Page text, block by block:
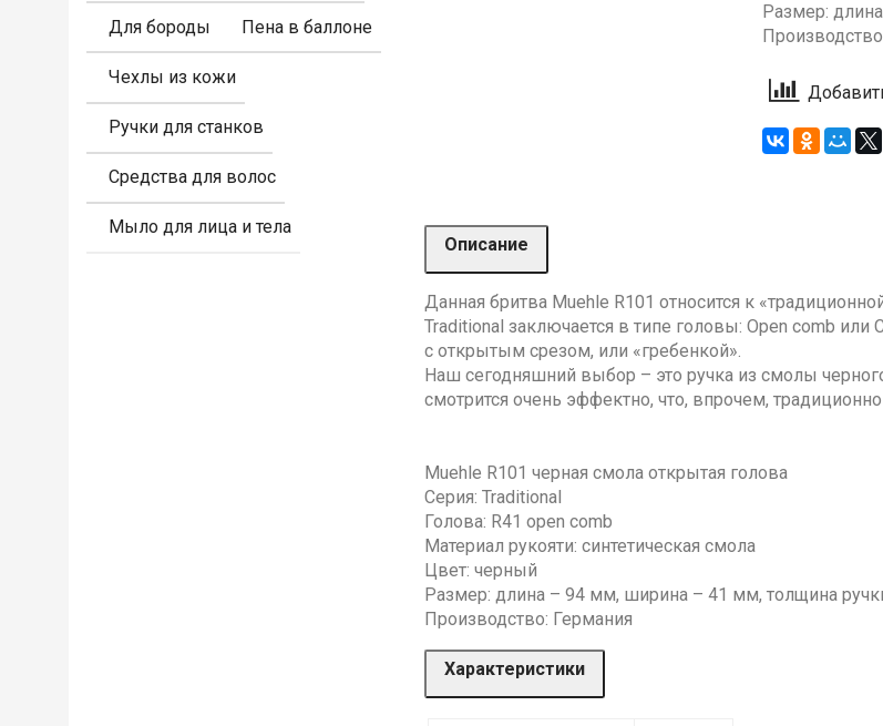
Размер:
Описание
Данная бритва Muehle R101 относится к
Traditional заключается в типе головы: Open comb
с открытым срезом, или «гребенкой».
Наш сегодняшний выбор – это ручка из смолы
смотрится очень эффектно, что, впрочем,
Muehle R101 черная смола открытая голова
Серия: Traditional
Голова: R41 open comb
Материал рукояти: синтетическая смола
Цвет: черный
Размер: длина – 94 мм, ширина – 41 мм, толщина
Производство: Германия
Характеристики
Для бороды Пена в баллоне
Чехлы из кожи
Ручки для станков
Средства для волос
Мыло для лица и тела